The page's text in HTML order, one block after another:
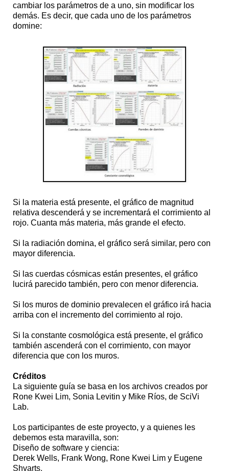
cambiar los parámetros de a uno, sin modificar los
demás. Es decir, que cada uno de los parámetros
domine:
Si la materia está presente, el gráfico de magnitud
relativa descenderá y se incrementará el corrimiento al
rojo. Cuanta más materia, más grande el efecto.
Si la radiación domina, el gráfico será similar, pero con
mayor diferencia.
Si las cuerdas cósmicas están presentes, el gráfico
lucirá parecido también, pero con menor diferencia.
Si los muros de dominio prevalecen el gráfico irá hacia
arriba con el incremento del corrimiento al rojo.
Si la constante cosmológica está presente, el gráfico
también ascenderá con el corrimiento, con mayor
diferencia que con los muros.
Créditos
La siguiente guía se basa en los archivos creados por
Rone Kwei Lim, Sonia Levitin y Mike Ríos, de SciVi
Lab.
Los participantes de este proyecto, y a quienes les
debemos esta maravilla, son:
Diseño de software y ciencia:
Derek Wells, Frank Wong, Rone Kwei Lim y Eugene
Shvarts.